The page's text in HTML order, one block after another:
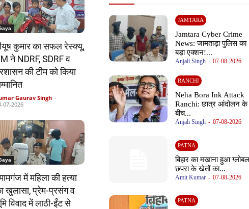
कुमार का सफल रेस्क्यू,
ने NDRF, SDRF व
की टीम को किया
Gaurav Singh -
07-2026
में महिला की हत्या
खुलासा, प्रेम-प्रसंग व
विवाद में लाठी-ईंट से
JAMTARA
Jamtara Cyber Crime
News: जामताड़ा पुलिस का
बड़ा एक्शन!...
Anjali Singh - 07-08-2026
RANCHI
Neha Bora Ink Attack
Ranchi: छात्र आंदोलन के
बीच...
Anjali Singh - 07-08-2026
PATNA
बिहार का मखाना हुआ
छपरा के खेतों का...
Amit Kumar - 07-08-2026
PATNA